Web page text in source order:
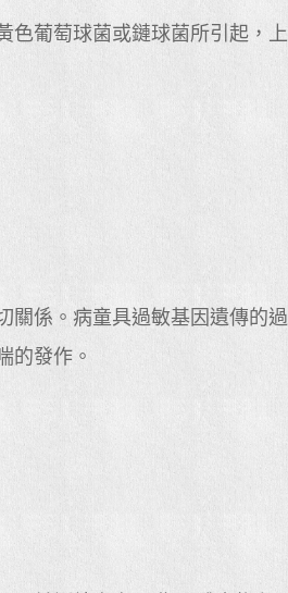
色葡萄球菌或鏈球菌所引起，
關係。病童具過敏基因遺傳的
的發作。